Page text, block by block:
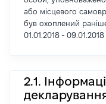
або місцевого
був охоплений
01.01.2018 - 09.01.2018
2.1.